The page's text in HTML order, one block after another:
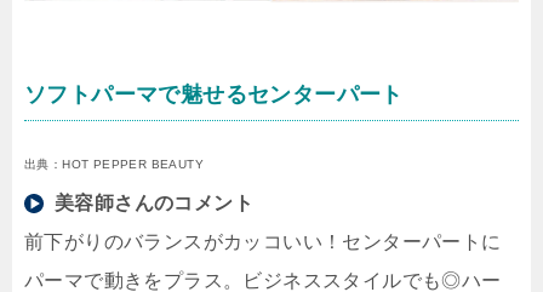
ソフトパーマで魅せるセンターパート
出典：HOT PEPPER BEAUTY
美容師さんのコメント
前下がりのバランスがカッコいい！センターパートに
パーマで動きをプラス。ビジネススタイルでも◎ハー